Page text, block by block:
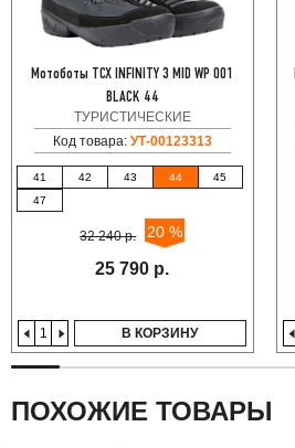
Мотоботы TCX INFINITY 3 MID WP 001
BLACK 44
ТУРИСТИЧЕСКИЕ
Код товара: УТ-00123313
41 42 43 44
45
47
32 240 р. 20 %
25 790 р.
В КОРЗИНУ
ПОХОЖИЕ ТОВАРЫ